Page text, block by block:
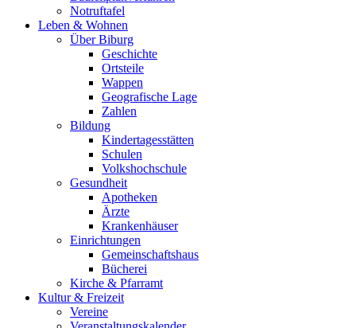
Notruftafel
Leben & Wohnen
Über Biburg
Geschichte
Ortsteile
Wappen
Geografische Lage
Zahlen
Bildung
Kindertagesstätten
Schulen
Volkshochschule
Gesundheit
Apotheken
Ärzte
Krankenhäuser
Einrichtungen
Gemeinschaftshaus
Bücherei
Kirche & Pfarramt
Kultur & Freizeit
Vereine